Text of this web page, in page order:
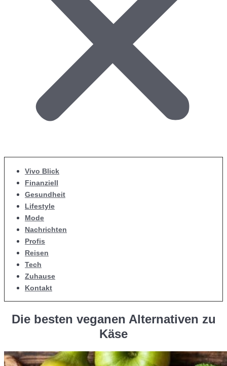
Vivo Blick
Finanziell
Gesundheit
Lifestyle
Mode
Nachrichten
Profis
Reisen
Tech
Zuhause
Kontakt
Die besten veganen Alternativen zu
Käse